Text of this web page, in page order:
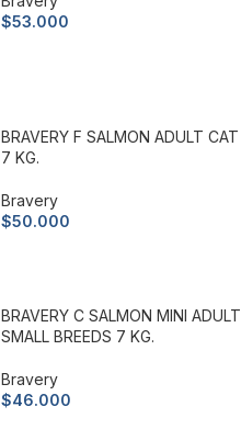
$53.000
BRAVERY F SALMON ADULT CAT
7 KG.
Bravery
$50.000
BRAVERY C SALMON MINI ADULT
SMALL BREEDS 7 KG.
Bravery
$46.000